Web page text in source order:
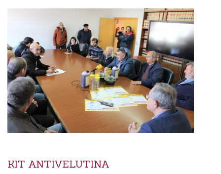
KIT ANTIVELUTINA